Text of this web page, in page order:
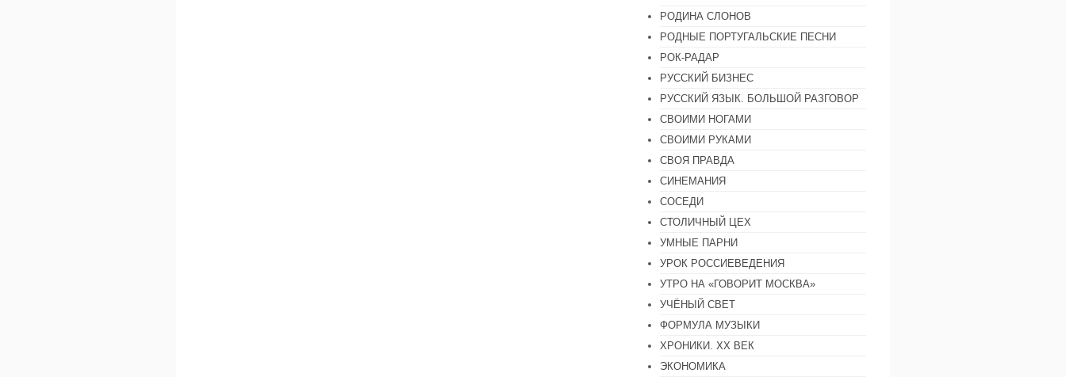
РОДИНА СЛОНОВ
РОДНЫЕ ПОРТУГАЛЬСКИЕ ПЕСНИ
РОК-РАДАР
РУССКИЙ БИЗНЕС
РУССКИЙ ЯЗЫК. БОЛЬШОЙ РАЗГОВОР
СВОИМИ НОГАМИ
СВОИМИ РУКАМИ
СВОЯ ПРАВДА
СИНЕМАНИЯ
СОСЕДИ
СТОЛИЧНЫЙ ЦЕХ
УМНЫЕ ПАРНИ
УРОК РОССИЕВЕДЕНИЯ
УТРО НА «ГОВОРИТ МОСКВА»
УЧЁНЫЙ СВЕТ
ФОРМУЛА МУЗЫКИ
ХРОНИКИ. ХХ ВЕК
ЭКОНОМИКА